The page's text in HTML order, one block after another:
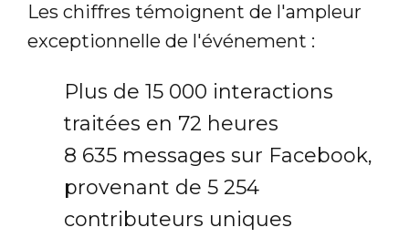
Les chiffres témoignent de l'ampleur
exceptionnelle de l'événement :
Plus de 15 000 interactions
traitées en 72 heures
8 635 messages sur Facebook,
provenant de 5 254
contributeurs uniques